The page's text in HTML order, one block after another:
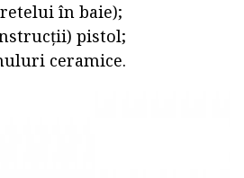
în baie);
pistol;
ceramice.